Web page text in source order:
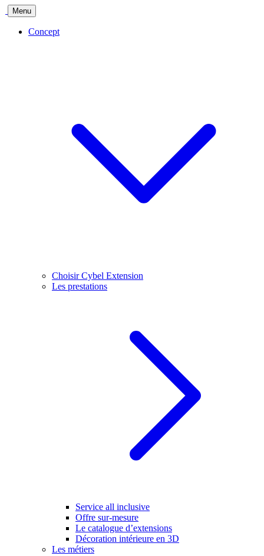
Menu
Concept
Choisir Cybel Extension
Les prestations
Service all inclusive
Offre sur-mesure
Le catalogue d’extensions
Décoration intérieure en 3D
Les métiers